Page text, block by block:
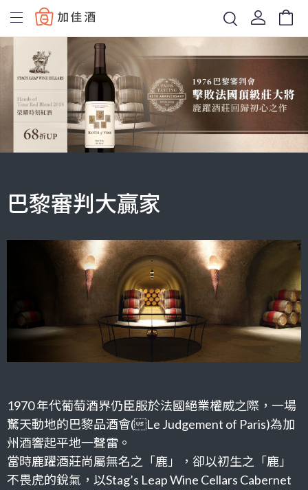
Baccus
巴黎審判大贏家
1970 年代葡萄酒界仍臣服於法國絕業權威之際，一場
驚天動地的巴黎品酒會(Le Judgement of Paris)為加
州酒響起平地一聲雷。
當時鹿躍酒莊尚屬無名之「鹿」，卻以初生之「鹿」
不畏虎的銳氣，以Stag’s Leap Wine Cellars Cabernet